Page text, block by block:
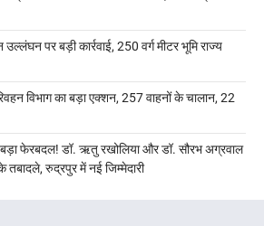
पर बड़ी कार्रवाई, 250 वर्ग मीटर भूमि राज्य
विभाग का बड़ा एक्शन, 257 वाहनों के चालान, 22
फेरबदल! डॉ. ऋतु रखोलिया और डॉ. सौरभ अग्रवाल
रुद्रपुर में नई जिम्मेदारी